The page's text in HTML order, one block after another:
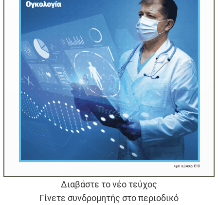
Διαβάστε το νέο τεύχος
Γίνετε συνδρομητής στο περιοδικό